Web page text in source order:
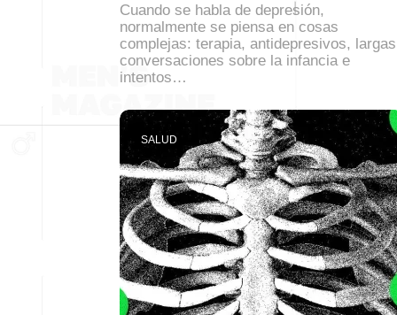
Cuando se habla de depresión,
normalmente se piensa en cosas
complejas: terapia, antidepresivos, largas
conversaciones sobre la infancia e
intentos…
SALUD